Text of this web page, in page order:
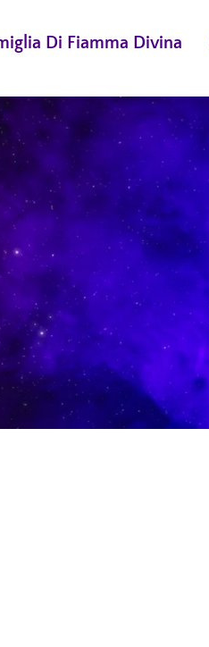
Di Fiamma Divina